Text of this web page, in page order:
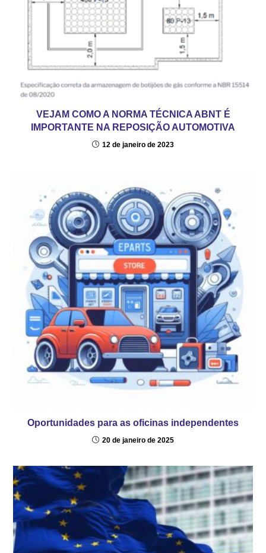
VEJAM COMO A NORMA TÉCNICA ABNT É
IMPORTANTE NA REPOSIÇÃO AUTOMOTIVA
12 de janeiro de 2023
Oportunidades para as oficinas independentes
20 de janeiro de 2025